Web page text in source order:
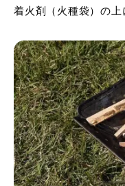
着火剤（火種袋）の上